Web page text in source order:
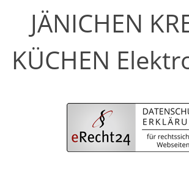
JÄNICHEN
KÜCHEN